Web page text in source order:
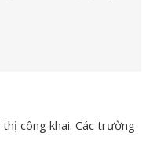
công khai. Các trường